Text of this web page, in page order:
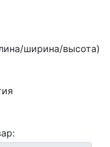
ширина/высота)